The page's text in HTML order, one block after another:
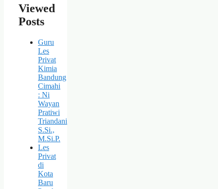
Viewed
Posts
Guru
Les
Privat
Kimia
Bandung
Cimahi
: Ni
Wayan
Pratiwi
Triandani
S.Si.,
M.Si.P.
Les
Privat
di
Kota
Baru